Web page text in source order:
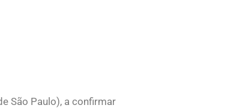
São Paulo), a confirmar